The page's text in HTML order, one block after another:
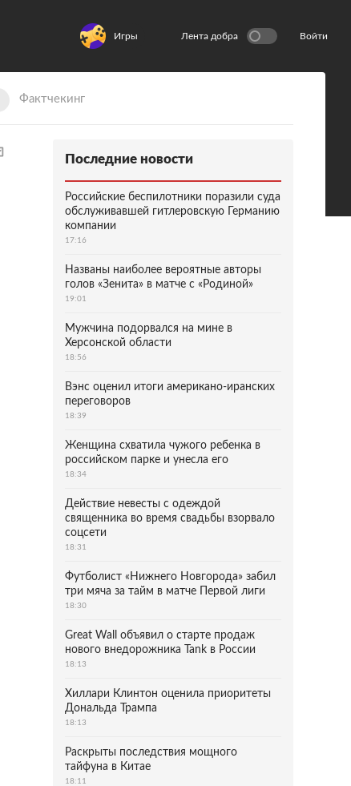
Игры Лента добра Войти
Фактчекинг
Последние новости
Российские беспилотники поразили суда
обслуживавшей гитлеровскую Германию
компании
17:16
Названы наиболее вероятные авторы
голов «Зенита» в матче с «Родиной»
19:01
Мужчина подорвался на мине в
Херсонской области
18:56
Вэнс оценил итоги американо-иранских
переговоров
18:39
Женщина схватила чужого ребенка в
российском парке и унесла его
18:34
Действие невесты с одеждой
священника во время свадьбы взорвало
соцсети
18:31
Футболист «Нижнего Новгорода» забил
три мяча за тайм в матче Первой лиги
18:30
Great Wall объявил о старте продаж
нового внедорожника Tank в России
18:13
Хиллари Клинтон оценила приоритеты
Дональда Трампа
18:13
Раскрыты последствия мощного
тайфуна в Китае
18:11